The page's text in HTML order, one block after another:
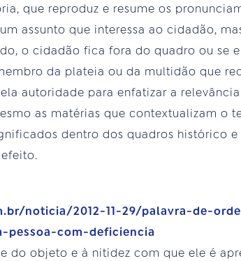
que reproduz e resume os
assunto que interessa ao cidadão,
o cidadão fica fora do quadro ou se
da plateia ou da multidão que
autoridade para enfatizar a
as matérias que contextualizam o
dentro dos quadros histórico
noticia/2012-11-29/palavra-de-
pessoa-com-deficiencia
do objeto e à nitidez com que ele é